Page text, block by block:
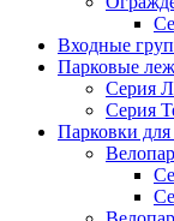
Входные
Парковые
Серия
Серия
Парковки для